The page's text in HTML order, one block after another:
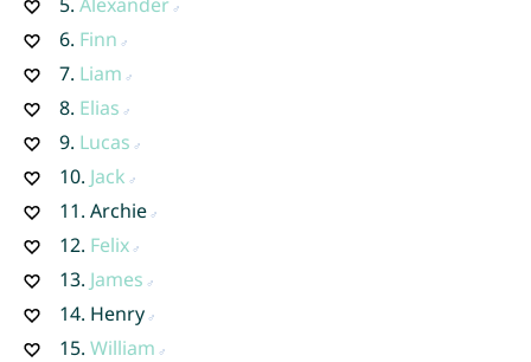
6. Finn
7. Liam
8. Elias
9. Lucas
10. Jack
11. Archie
12. Felix
13. James
14. Henry
15. William